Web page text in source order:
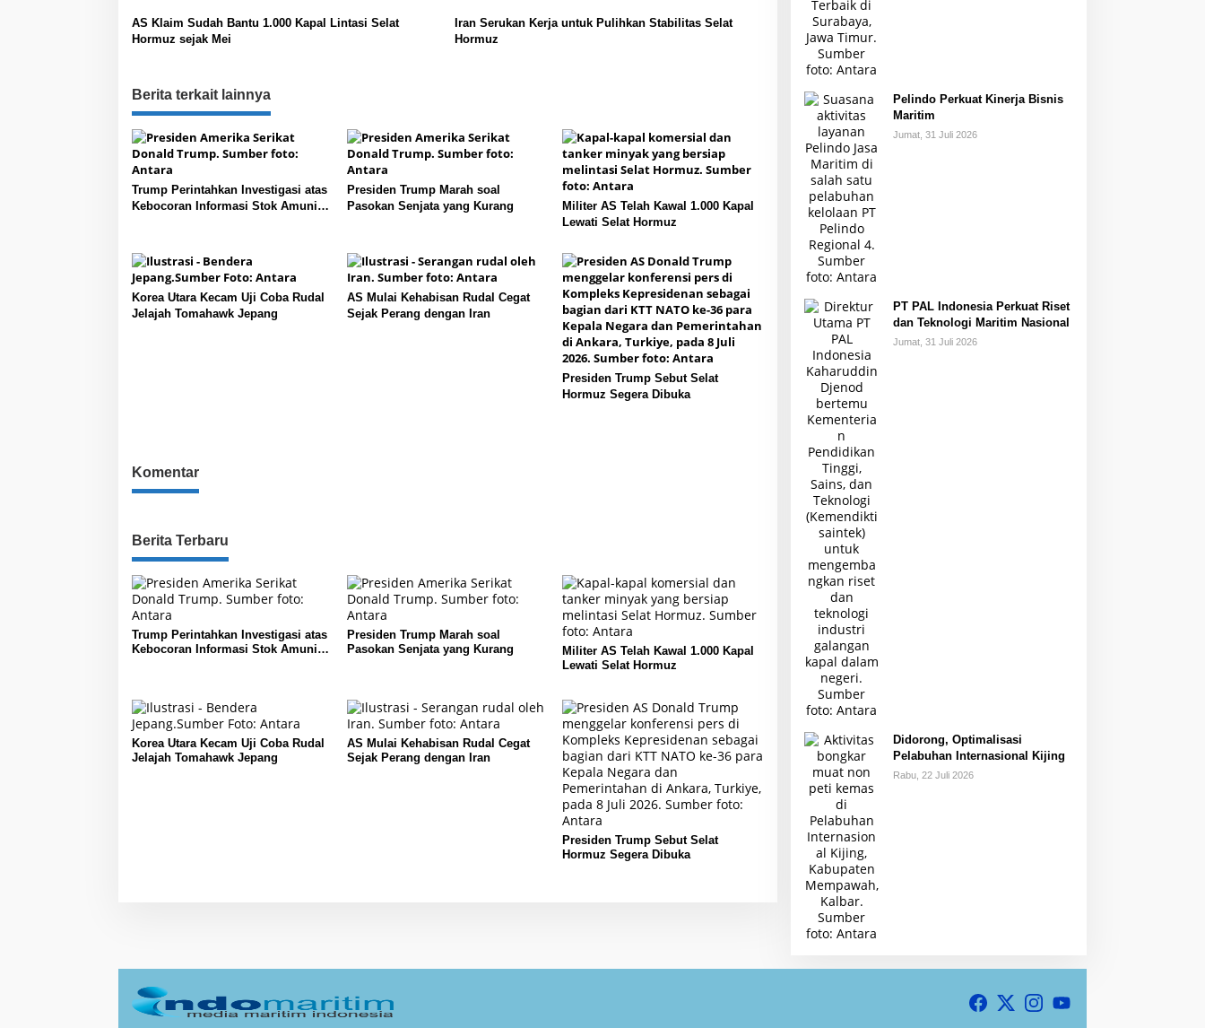
AS Klaim Sudah Bantu 1.000 Kapal Lintasi Selat
Hormuz sejak Mei
Iran Serukan Kerja untuk Pulihkan Stabilitas Selat
Hormuz
Berita terkait lainnya
Trump Perintahkan Investigasi atas
Kebocoran Informasi Stok Amunisi
Presiden Trump Marah soal
Pasokan Senjata yang Kurang
Militer AS Telah Kawal 1.000 Kapal
Lewati Selat Hormuz
Korea Utara Kecam Uji Coba Rudal
Jelajah Tomahawk Jepang
AS Mulai Kehabisan Rudal Cegat
Sejak Perang dengan Iran
Presiden Trump Sebut Selat
Hormuz Segera Dibuka
Komentar
Berita Terbaru
Trump Perintahkan Investigasi atas
Kebocoran Informasi Stok Amunisi
Presiden Trump Marah soal
Pasokan Senjata yang Kurang
Militer AS Telah Kawal 1.000 Kapal
Lewati Selat Hormuz
Korea Utara Kecam Uji Coba Rudal
Jelajah Tomahawk Jepang
AS Mulai Kehabisan Rudal Cegat
Sejak Perang dengan Iran
Presiden Trump Sebut Selat
Hormuz Segera Dibuka
Pelindo Perkuat Kinerja Bisnis
Maritim
Jumat, 31 Juli 2026
PT PAL Indonesia Perkuat Riset
dan Teknologi Maritim Nasional
Jumat, 31 Juli 2026
Didorong, Optimalisasi
Pelabuhan Internasional Kijing
Rabu, 22 Juli 2026